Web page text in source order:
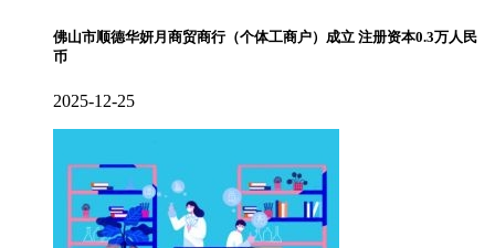
佛山市顺德华妍月商贸商行（个体工商户）成立 注册资本0.3万人民
币
2025-12-25